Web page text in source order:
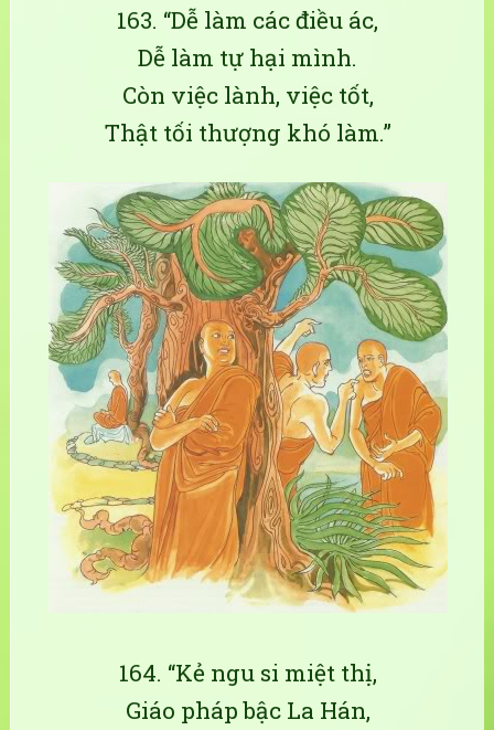
163. “Dễ làm các điều ác,
Dễ làm tự hại mình.
Còn việc lành, việc tốt,
Thật tối thượng khó làm.”
164. “Kẻ ngu si miệt thị,
Giáo pháp bậc La Hán,